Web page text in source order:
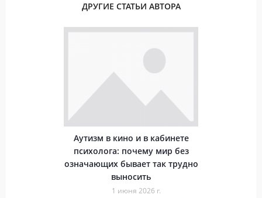
ДРУГИЕ СТАТЬИ АВТОРА
Аутизм в кино и в кабинете
психолога: почему мир без
означающих бывает так трудно
выносить
1 июня 2026 г.